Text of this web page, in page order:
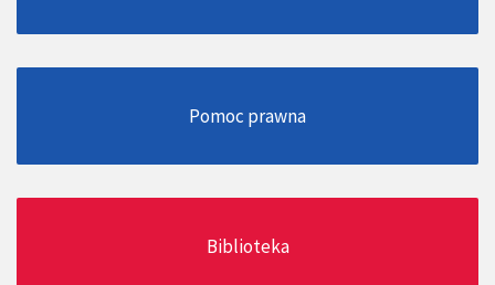
Pomoc prawna
Biblioteka